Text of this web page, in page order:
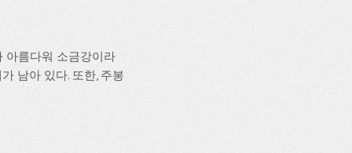
아름다워 소금강이라
남아 있다. 또한, 주봉